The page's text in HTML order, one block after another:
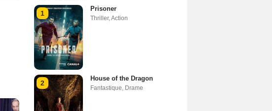
1
Prisoner
Thriller,Action
2
House of the Dragon
Fantastique, Drame